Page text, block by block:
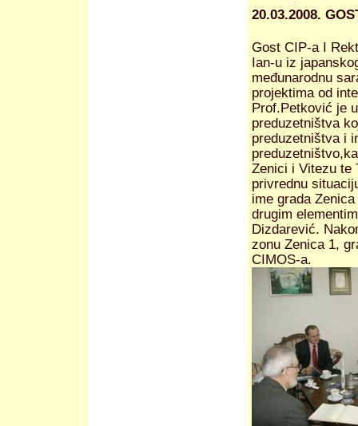
20.03.2008.
Gost CIP-a I
Ian-u iz
međunarodnu
projektima od
Prof.Petković je
preduzetništva
preduzetništva i
Zenici i Vitezu te
privrednu
ime grada
drugim
Dizdarević.
zonu Zenica 1,
CIMOS-a.